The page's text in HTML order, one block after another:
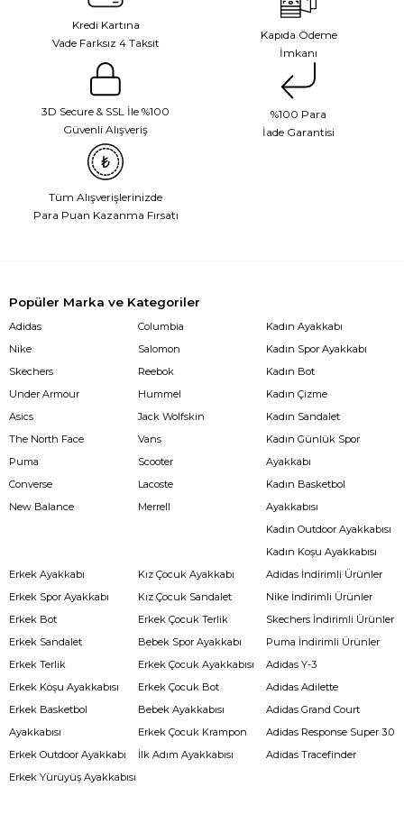
Kredi Kartına
Vade Farksız 4 Taksit
Kapıda Ödeme
İmkanı
3D Secure & SSL İle %100
Güvenli Alışveriş
%100 Para
İade Garantisi
Tüm Alışverişlerinizde
Para Puan Kazanma Fırsatı
Popüler Marka ve Kategoriler
Adidas
Nike
Skechers
Under Armour
Asics
The North Face
Puma
Converse
New Balance
Columbia
Salomon
Reebok
Hummel
Jack Wolfskin
Vans
Scooter
Lacoste
Merrell
Kadın Ayakkabı
Kadın Spor Ayakkabı
Kadın Bot
Kadın Çizme
Kadın Sandalet
Kadın Günlük Spor
Ayakkabı
Kadın Basketbol
Ayakkabısı
Kadın Outdoor Ayakkabısı
Kadın Koşu Ayakkabısı
Erkek Ayakkabı
Erkek Spor Ayakkabı
Erkek Bot
Erkek Sandalet
Erkek Terlik
Erkek Koşu Ayakkabısı
Erkek Basketbol
Ayakkabısı
Erkek Outdoor Ayakkabı
Erkek Yürüyüş Ayakkabısı
Kız Çocuk Ayakkabı
Kız Çocuk Sandalet
Erkek Çocuk Terlik
Bebek Spor Ayakkabı
Erkek Çocuk Ayakkabısı
Erkek Çocuk Bot
Bebek Ayakkabısı
Erkek Çocuk Krampon
İlk Adım Ayakkabısı
Adidas İndirimli Ürünler
Nike İndirimli Ürünler
Skechers İndirimli Ürünler
Puma İndirimli Ürünler
Adidas Y-3
Adidas Adilette
Adidas Grand Court
Adidas Response Super 3.0
Adidas Tracefinder